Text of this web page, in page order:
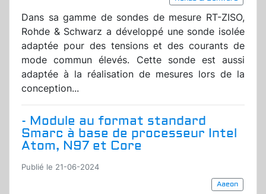
Dans sa gamme de sondes de mesure RT-ZISO,
Rohde & Schwarz a développé une sonde isolée
adaptée pour des tensions et des courants de
mode commun élevés. Cette sonde est aussi
adaptée à la réalisation de mesures lors de la
conception...
- Module au format standard
Smarc à base de processeur Intel
Atom, N97 et Core
Publié le 21-06-2024
Aaeon